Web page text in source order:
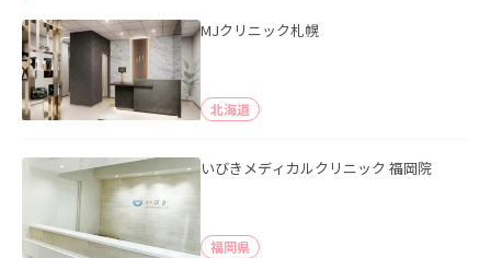
MJクリニック札幌
北海道
いびきメディカルクリニック 福岡院
福岡県